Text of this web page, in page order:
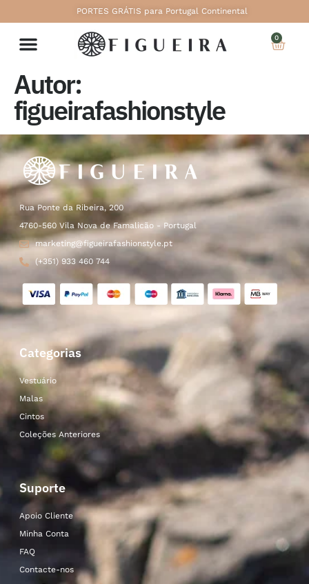
PORTES GRÁTIS para Portugal Continental
0
Autor:
figueirafashionstyle
Rua Ponte da Ribeira, 200
4760-560 Vila Nova de Famalicão - Portugal
marketing@figueirafashionstyle.pt
(+351) 933 460 744
Categorias
Vestuário
Malas
Cintos
Coleções Anteriores
Suporte
Apoio Cliente
Minha Conta
FAQ
Contacte-nos